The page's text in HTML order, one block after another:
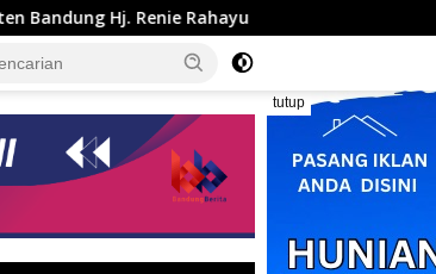
Fauzi hadiri MPLS Sekolah Rakyat
tutup